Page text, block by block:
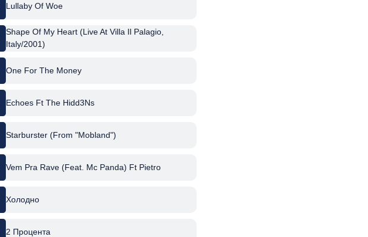
Lullaby Of Woe
Shape Of My Heart (Live At Villa Il Palagio,
Italy/2001)
One For The Money
Echoes Ft The Hidd3Ns
Starburster (From "Mobland")
Vem Pra Rave (Feat. Mc Panda) Ft Pietro
Холодно
2 Процента